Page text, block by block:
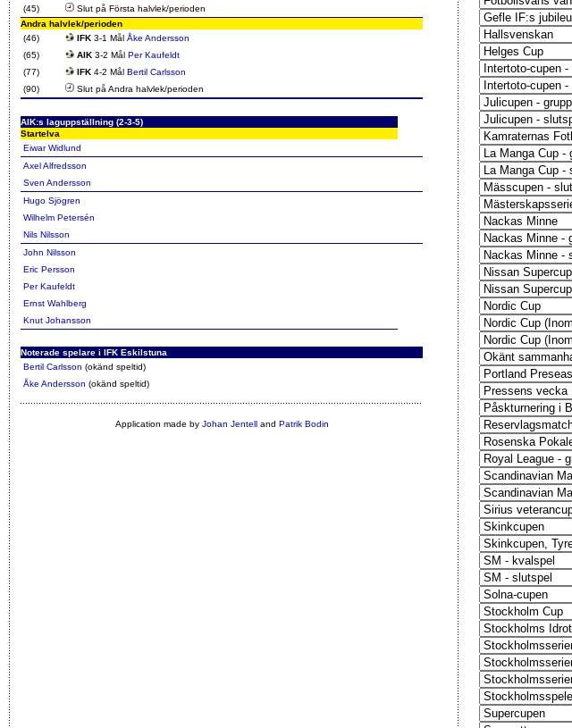
(45)
Slut på Första halvlek/perioden
Andra halvlek/perioden
(46)
IFK 3-1 Mål Åke Andersson
(65)
AIK 3-2 Mål Per Kaufeldt
(77)
IFK 4-2 Mål Bertil Carlsson
(90)
Slut på Andra halvlek/perioden
AIK:s laguppställning (2-3-5)
Startelva
Eiwar Widlund
Axel Alfredsson
Sven Andersson
Hugo Sjögren
Wilhelm Petersén
Nils Nilsson
John Nilsson
Eric Persson
Per Kaufeldt
Ernst Wahlberg
Knut Johansson
Noterade spelare i IFK Eskilstuna
Bertil Carlsson (okänd speltid)
Åke Andersson (okänd speltid)
Application made by Johan Jentelland Patrik Bodin